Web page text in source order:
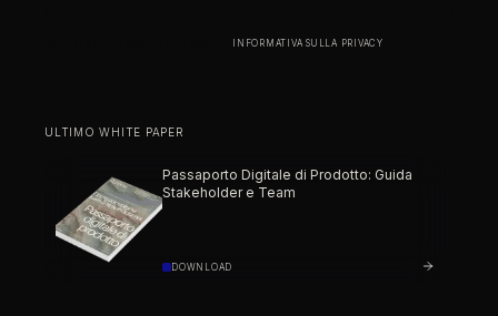
INFORMATIVA SULLA PRIVACY
ULTIMO WHITE PAPER
Passaporto Digitale di Prodotto: Guida
Stakeholder e Team
DOWNLOAD